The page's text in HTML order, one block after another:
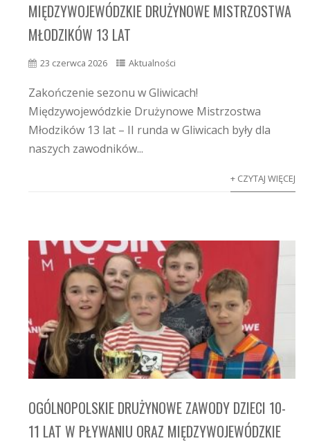
MIĘDZYWOJEWÓDZKIE DRUŻYNOWE MISTRZOSTWA
MŁODZIKÓW 13 LAT
23 czerwca 2026 Aktualności
Zakończenie sezonu w Gliwicach!
Międzywojewódzkie Drużynowe Mistrzostwa
Młodzików 13 lat – II runda w Gliwicach były dla
naszych zawodników...
+ CZYTAJ WIĘCEJ
OGÓLNOPOLSKIE DRUŻYNOWE ZAWODY DZIECI 10-
11 LAT W PŁYWANIU ORAZ MIĘDZYWOJEWÓDZKIE